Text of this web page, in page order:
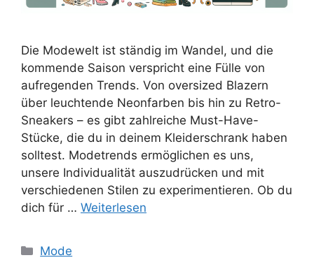
Die Modewelt ist ständig im Wandel, und die
kommende Saison verspricht eine Fülle von
aufregenden Trends. Von oversized Blazern
über leuchtende Neonfarben bis hin zu Retro-
Sneakers – es gibt zahlreiche Must-Have-
Stücke, die du in deinem Kleiderschrank haben
solltest. Modetrends ermöglichen es uns,
unsere Individualität auszudrücken und mit
verschiedenen Stilen zu experimentieren. Ob du
dich für … Weiterlesen
Kategorien
Mode